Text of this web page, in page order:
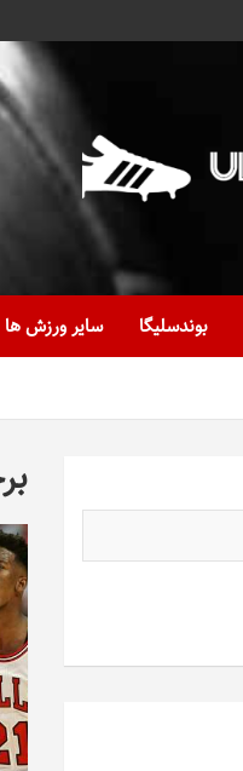
بوندسلیگا سایر ورزش ها